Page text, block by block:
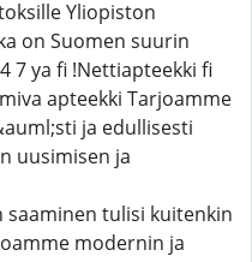
Yliopiston
on Suomen suurin
7 ya fi !Nettiapteekki fi
apteekki Tarjoamme
ja edullisesti
uusimisen ja
tulisi kuitenkin
modernin ja